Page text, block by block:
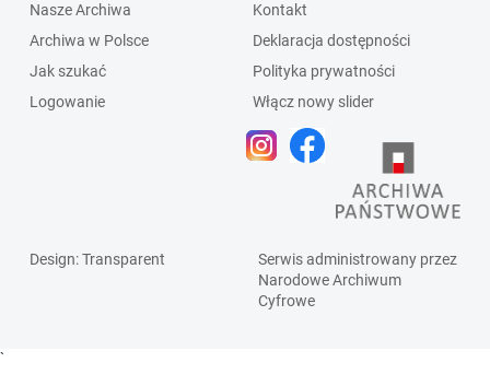
Nasze Archiwa
Archiwa w Polsce
Jak szukać
Logowanie
Kontakt
Deklaracja dostępności
Polityka prywatności
Włącz nowy slider
Design: Transparent
Serwis administrowany przez
Narodowe Archiwum
Cyfrowe
`